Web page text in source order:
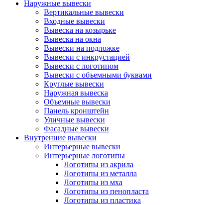
Наружные вывески
Вертикальные вывески
Входные вывески
Вывеска на козырьке
Вывеска на окна
Вывески на подложке
Вывески с инкрустацией
Вывески с логотипом
Вывески с объемными буквами
Круглые вывески
Наружная вывеска
Объемные вывески
Панель кронштейн
Уличные вывески
Фасадные вывески
Внутренние вывески
Интерьерные вывески
Интерьерные логотипы
Логотипы из акрила
Логотипы из металла
Логотипы из мха
Логотипы из пенопласта
Логотипы из пластика